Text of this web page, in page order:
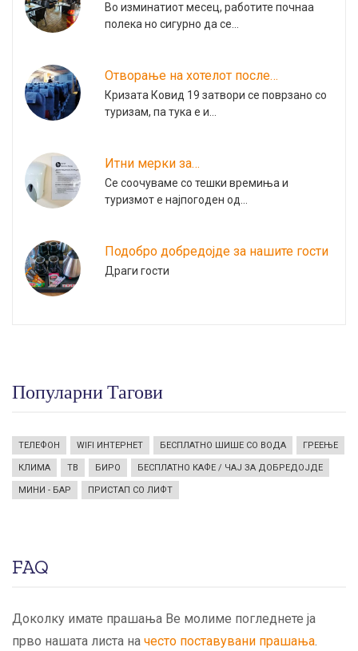
Во изминатиот месец, работите почнаа
полека но сигурно да се…
Отворање на хотелот после…
Кризата Ковид 19 затвори се поврзано со
туризам, па тука е и…
Итни мерки за…
Се соочуваме со тешки времиња и
туризмот е најпогоден од…
Подобро добредојде за нашите гости
Драги гости
Популарни Тагови
ТЕЛЕФОН WIFI ИНТЕРНЕТ БЕСПЛАТНО ШИШЕ СО ВОДА ГРЕЕЊЕ
КЛИМА ТВ БИРО БЕСПЛАТНО КАФЕ / ЧАЈ ЗА ДОБРЕДОЈДЕ
МИНИ - БАР ПРИСТАП СО ЛИФТ
FAQ
Доколку имате прашања Ве молиме погледнете ја
прво нашата листа на често поставувани прашања.